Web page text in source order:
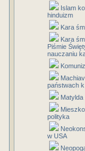
Islam
hinduizm
Kara
Kara
Piśmie
nauczaniu
państwach k
polityka
w USA